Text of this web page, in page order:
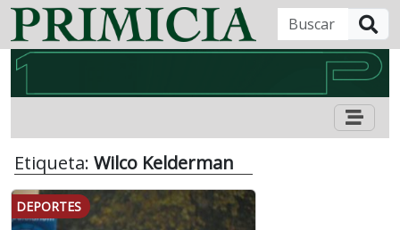
Etiqueta: Wilco Kelderman
DEPORTES